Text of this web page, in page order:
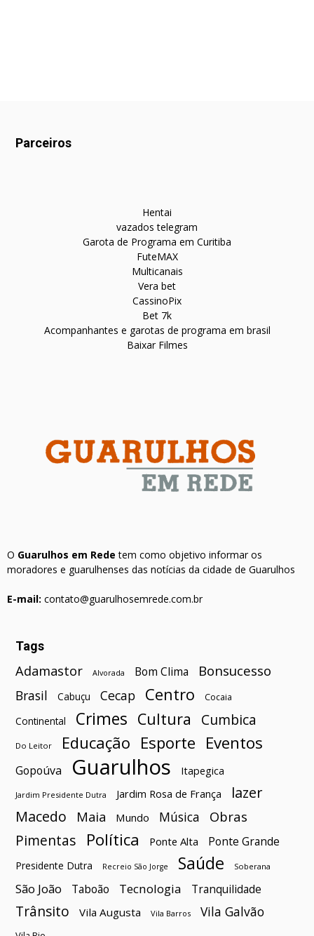
Parceiros
Hentai
vazados telegram
Garota de Programa em Curitiba
FuteMAX
Multicanais
Vera bet
CassinoPix
Bet 7k
Acompanhantes e garotas de programa em brasil
Baixar Filmes
O Guarulhos em Rede tem como objetivo informar os
moradores e guarulhenses das notícias da cidade de Guarulhos
E-mail: contato@guarulhosemrede.com.br
Tags
Adamastor Alvorada Bom Clima Bonsucesso
Brasil Cabuçu Cecap Centro Cocaia
Continental Crimes Cultura Cumbica
Do Leitor Educação Esporte Eventos
Gopoúva Guarulhos Itapegica
Jardim Presidente Dutra Jardim Rosa de França
lazer
Macedo
Maia Mundo Música Obras
Pimentas Política Ponte Alta Ponte Grande
Presidente Dutra Recreio São Jorge Saúde Soberana
São João Taboão Tecnologia Tranquilidade
Trânsito Vila Augusta Vila Barros Vila Galvão